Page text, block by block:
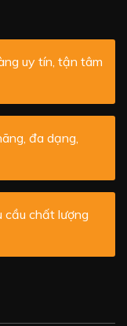
uy tín, tận tâm
đa dạng,
cầu chất lượng